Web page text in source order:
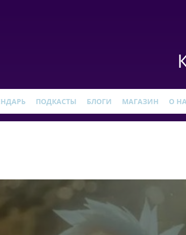
ПОДКАСТЫ БЛОГИ МАГАЗИН О